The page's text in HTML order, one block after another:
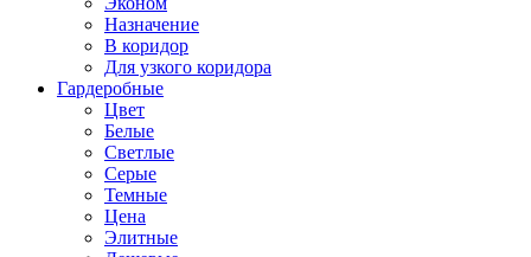
Назначение
В коридор
Для узкого коридора
Гардеробные
Цвет
Белые
Светлые
Серые
Темные
Цена
Элитные